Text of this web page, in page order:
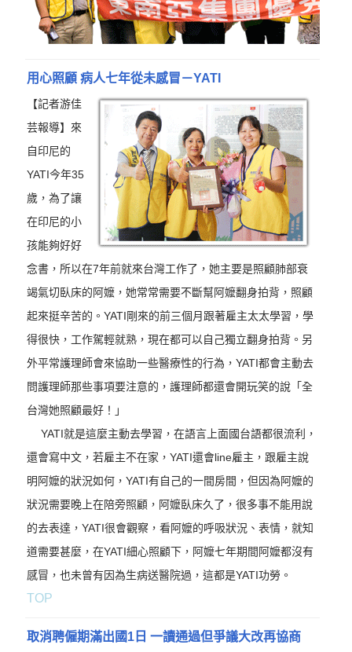
用心照顧 病人七年從未感冒－YATI
【記者游佳
芸報導】來
自印尼的
YATI今年35
歲，為了讓
在印尼的小
孩能夠好好
念書，所以在7年前就來台灣工作了，她主要是照顧肺部衰
竭氣切臥床的阿嬤，她常常需要不斷幫阿嬤翻身拍背，照顧
起來挺辛苦的。YATI剛來的前三個月跟著雇主太太學習，學
得很快，工作駕輕就熟，現在都可以自己獨立翻身拍背。另
外平常護理師會來協助一些醫療性的行為，YATI都會主動去
問護理師那些事項要注意的，護理師都還會開玩笑的說「全
台灣她照顧最好！」
YATI就是這麼主動去學習，在語言上面國台語都很流利，
還會寫中文，若雇主不在家，YATI還會line雇主，跟雇主說
明阿嬤的狀況如何，YATI有自己的一間房間，但因為阿嬤的
狀況需要晚上在陪旁照顧，阿嬤臥床久了，很多事不能用說
的去表達，YATI很會觀察，看阿嬤的呼吸狀況、表情，就知
道需要甚麼，在YATI細心照顧下，阿嬤七年期間阿嬤都沒有
感冒，也未曾有因為生病送醫院過，這都是YATI功勞。
TOP
取消聘僱期滿出國1日 一讀通過但爭議大改再協商